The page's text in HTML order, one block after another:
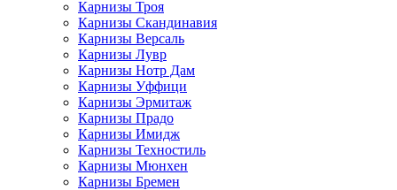
Карнизы Троя
Карнизы Скандинавия
Карнизы Версаль
Карнизы Лувр
Карнизы Нотр Дам
Карнизы Уффици
Карнизы Эрмитаж
Карнизы Прадо
Карнизы Имидж
Карнизы Техностиль
Карнизы Мюнхен
Карнизы Бремен